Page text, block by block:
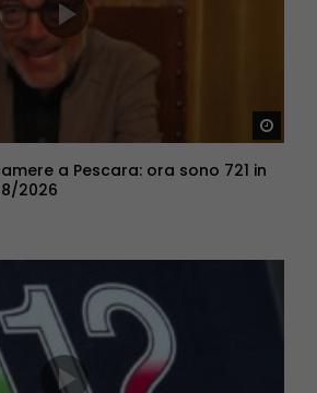
a Pescara: ora sono 721 in
2026